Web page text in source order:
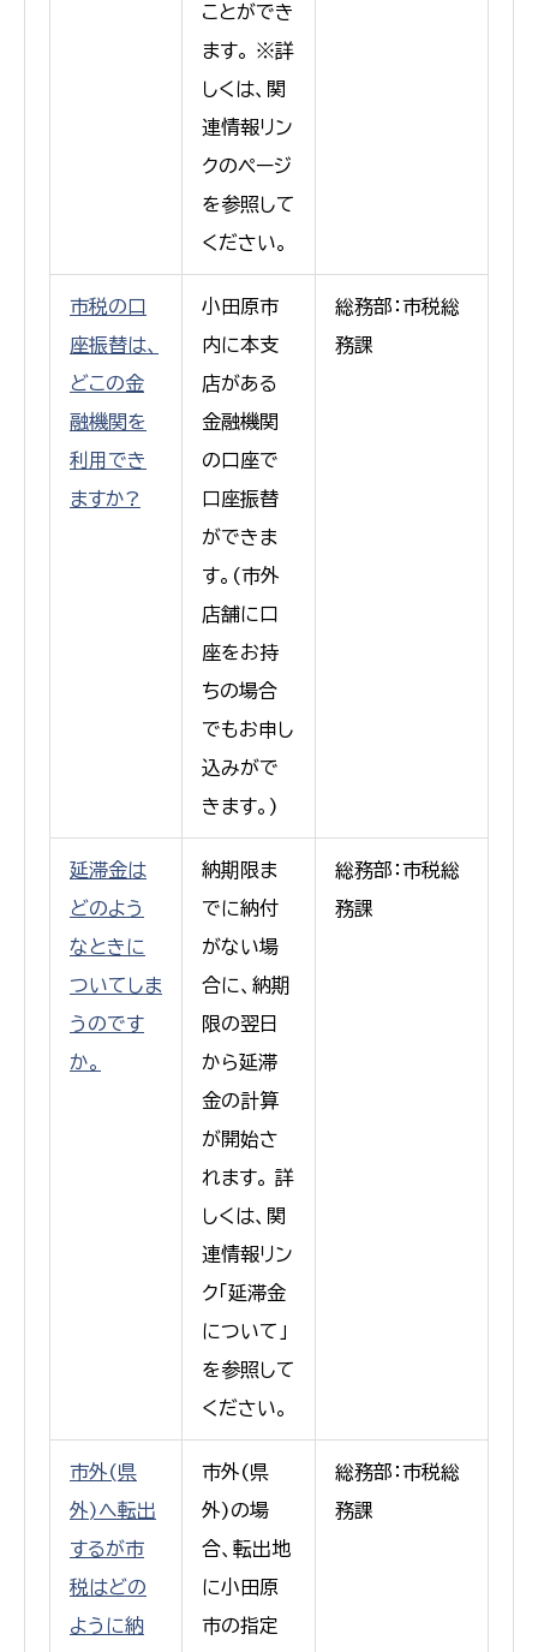
ことができ
ます。 ※詳
しくは、関
連情報リン
クのページ
を参照して
ください。
市税の口
座振替は、
どこの金
融機関を
利用でき
ますか?
小田原市
内に本支
店がある
金融機関
の口座で
口座振替
ができま
す。(市外
店舗に口
座をお持
ちの場合
でもお申し
込みがで
きます。)
総務部：市税総
務課
延滞金は
どのよう
なときに
ついてしま
うのです
か。
納期限ま
でに納付
がない場
合に、納期
限の翌日
から延滞
金の計算
が開始さ
れます。 詳
しくは、関
連情報リン
ク「延滞金
について」
を参照して
ください。
総務部：市税総
務課
市外(県
外)へ転出
するが市
税はどの
ように納
市外(県
外)の場
合、転出地
に小田原
市の指定
総務部：市税総
務課